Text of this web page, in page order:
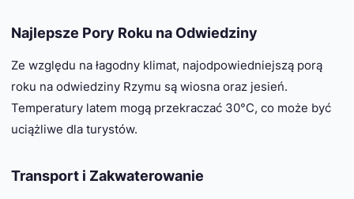
Najlepsze Pory Roku na Odwiedziny
Ze względu na łagodny klimat, najodpowiedniejszą porą
roku na odwiedziny Rzymu są wiosna oraz jesień.
Temperatury latem mogą przekraczać 30°C, co może być
uciążliwe dla turystów.
Transport i Zakwaterowanie